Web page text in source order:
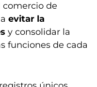
comercio de
evitar la
y consolidar la
funciones de cada